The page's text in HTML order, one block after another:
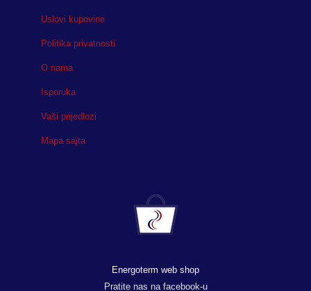
Uslovi kupovine
Politika privatnosti
O nama
Isporuka
Vaši prijedlozi
Mapa sajta
Energoterm web shop
Pratite nas na facebook-u